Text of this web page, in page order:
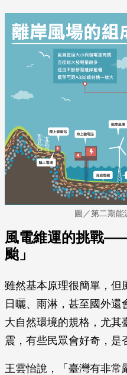
圖／第二期能
風電維運的挑戰
颱」
雖然基本原理很簡單，但
日曬、雨淋，甚至國外
大自然環境的規格，尤其
震，有些民眾會好奇，是
王雲怡說，「臺灣有非常